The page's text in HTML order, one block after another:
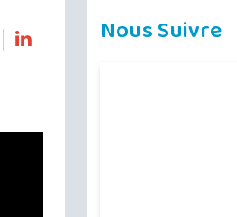
Nous Suivre